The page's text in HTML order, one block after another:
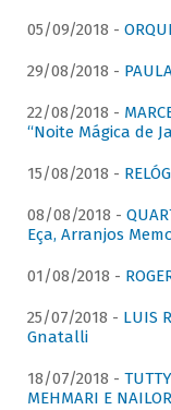
05/09/2018 -
29/08/2018 -
22/08/2018 -
“Noite Mágica de
15/08/2018 -
08/08/2018 -
Eça, Arranjos
01/08/2018 -
25/07/2018 - LUIS
Gnatalli
18/07/2018 -
MEHMARI E